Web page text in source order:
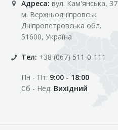
«Сільпо»
«Фора»
«Фреш»
«Фуршет»
«Цент»
Адреса: вул. Кам'янська, 37
м. Верхньодніпровськ
Дніпропетровська обл.
51600, Україна
Тел: +38 (067) 511-0-111
Пн - Пт: 9:00 - 18:00
Сб - Нед: Вихідний